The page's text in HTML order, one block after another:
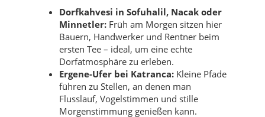
Dorfkahvesi in Sofuhalil, Nacak oder
Minnetler: Früh am Morgen sitzen hier
Bauern, Handwerker und Rentner beim
ersten Tee – ideal, um eine echte
Dorfatmosphäre zu erleben.
Ergene-Ufer bei Katranca: Kleine Pfade
führen zu Stellen, an denen man
Flusslauf, Vogelstimmen und stille
Morgenstimmung genießen kann.